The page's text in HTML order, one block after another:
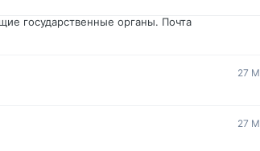
государственные органы. Почта
27
27